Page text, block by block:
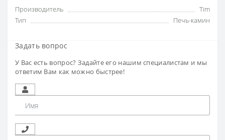
Производитель
Tim
Тип
Печь-камин
Задать вопрос
У Вас есть вопрос? Задайте его нашим специалистам и мы
ответим Вам как можно быстрее!